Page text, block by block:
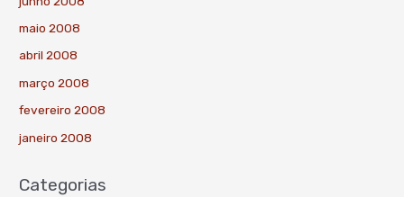
maio 2008
abril 2008
março 2008
fevereiro 2008
janeiro 2008
Categorias